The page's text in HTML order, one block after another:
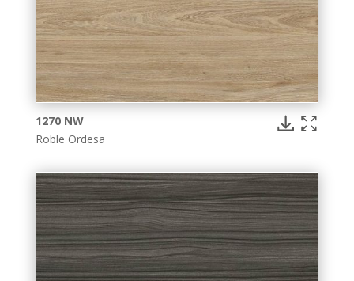
1270 NW
Roble Ordesa